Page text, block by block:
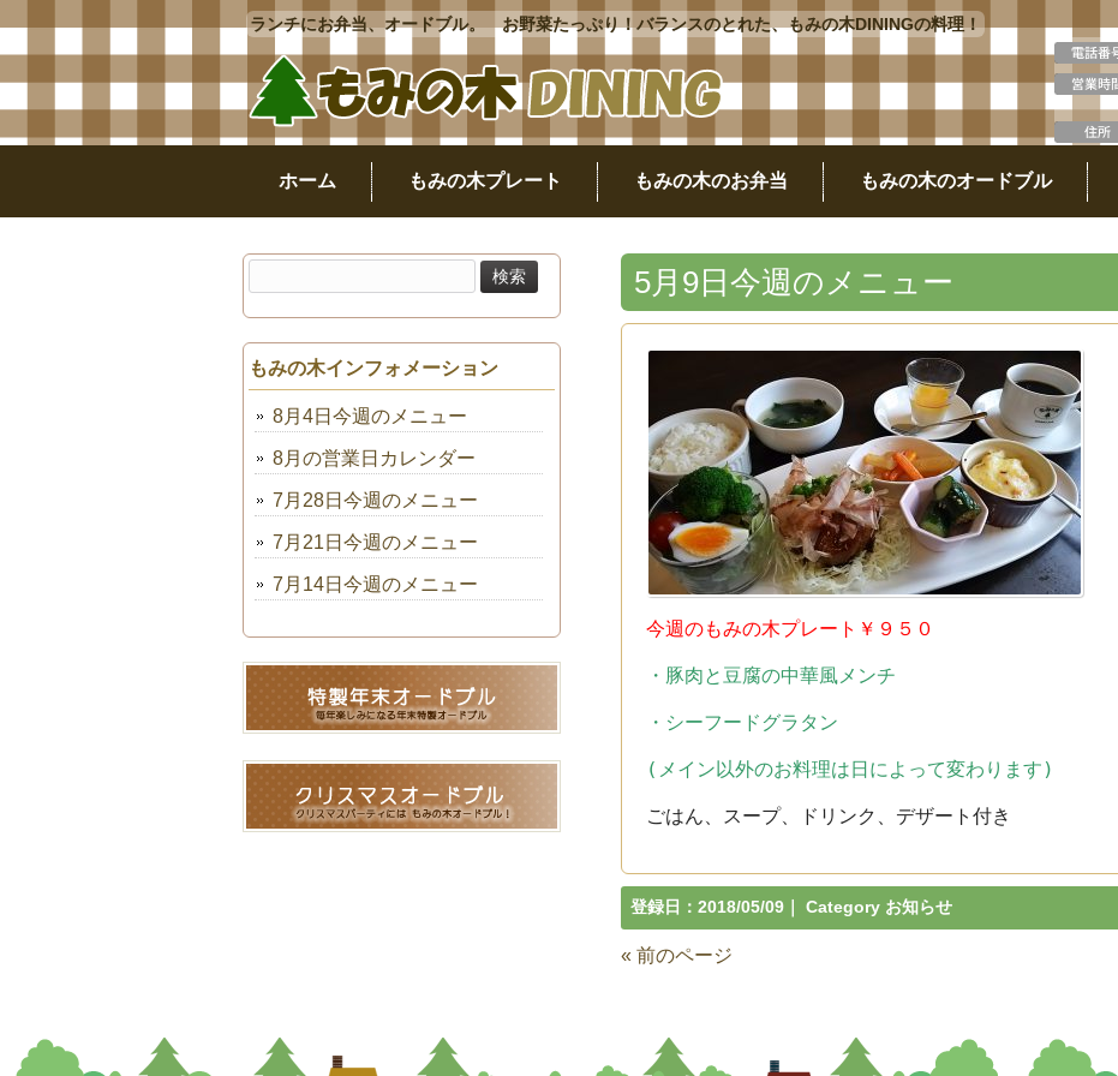
ランチにお弁当、オードブル。 お野菜たっぷり！バランスのとれた、もみの木DININGの料理！
ホーム もみの木プレート もみの木のお弁当 もみの木のオードブル
5月9日今週のメニュー
今週のもみの木プレート￥９５０
・豚肉と豆腐の中華風メンチ
・シーフードグラタン
(メイン以外のお料理は日によって変わります)
ごはん、スープ、ドリンク、デザート付き
登録日： 2018/05/09 ｜ Category お知らせ
« 前のページ
もみの木インフォメーション
8月4日今週のメニュー
8月の営業日カレンダー
7月28日今週のメニュー
7月21日今週のメニュー
7月14日今週のメニュー